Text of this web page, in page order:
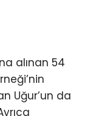
alınan 54
Uğur’un da